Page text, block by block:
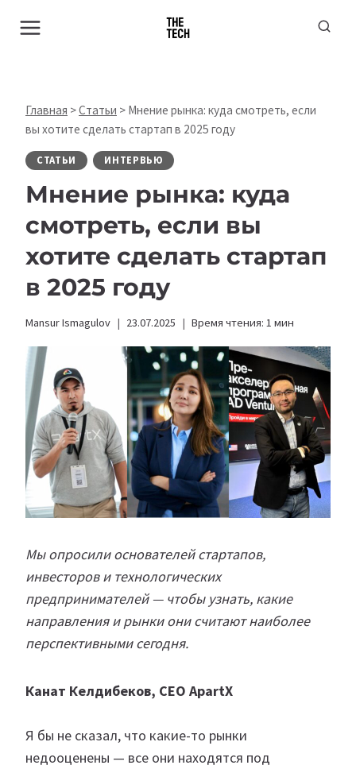
Главная >Статьи > Мнение рынка: куда смотреть, если
вы хотите сделать стартап в 2025 году
СТАТЬИ ИНТЕРВЬЮ
Мнение рынка: куда
смотреть, если вы
хотите сделать стартап
в 2025 году
Mansur Ismagulov 23.07.2025 Время чтения: 1 мин
Мы опросили основателей стартапов,
инвесторов и технологических
предпринимателей — чтобы узнать, какие
направления и рынки они считают наиболее
перспективными сегодня.
Канат Келдибеков, СЕО ApartX
Я бы не сказал, что какие-то рынки
недооценены — все они находятся под